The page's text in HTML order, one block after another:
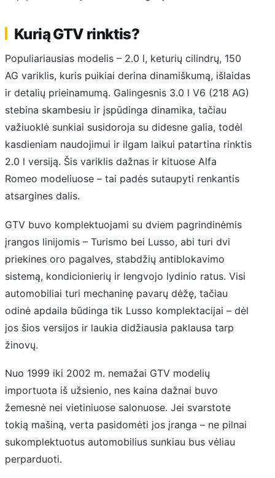
Kurią GTV rinktis?
Populiariausias modelis – 2.0 l, keturių cilindrų, 150
AG variklis, kuris puikiai derina dinamiškumą, išlaidas
ir detalių prieinamumą. Galingesnis 3.0 l V6 (218 AG)
stebina skambesiu ir įspūdinga dinamika, tačiau
važiuoklė sunkiai susidoroja su didesne galia, todėl
kasdieniam naudojimui ir ilgam laikui patartina rinktis
2.0 l versiją. Šis variklis dažnas ir kituose Alfa
Romeo modeliuose – tai padės sutaupyti renkantis
atsargines dalis.
GTV buvo komplektuojami su dviem pagrindinėmis
įrangos linijomis – Turismo bei Lusso, abi turi dvi
priekines oro pagalves, stabdžių antiblokavimo
sistemą, kondicionierių ir lengvojo lydinio ratus. Visi
automobiliai turi mechaninę pavarų dėžę, tačiau
odinė apdaila būdinga tik Lusso komplektacijai – dėl
jos šios versijos ir laukia didžiausia paklausa tarp
žinovų.
Nuo 1999 iki 2002 m. nemažai GTV modelių
importuota iš užsienio, nes kaina dažnai buvo
žemesnė nei vietiniuose salonuose. Jei svarstote
tokią mašiną, verta pasidomėti jos įranga – ne pilnai
sukomplektuotus automobilius sunkiau bus vėliau
perparduoti.